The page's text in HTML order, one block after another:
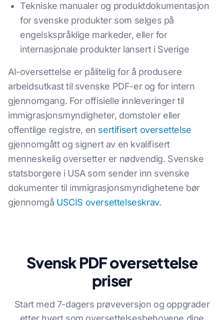
Tekniske manualer og produktdokumentasjon
for svenske produkter som selges på
engelskspråklige markeder, eller for
internasjonale produkter lansert i Sverige
AI-oversettelse er pålitelig for å produsere
arbeidsutkast til svenske PDF-er og for intern
gjennomgang. For offisielle innleveringer til
immigrasjonsmyndigheter, domstoler eller
offentlige registre, en sertifisert oversettelse
gjennomgått og signert av en kvalifisert
menneskelig oversetter er nødvendig. Svenske
statsborgere i USA som sender inn svenske
dokumenter til immigrasjonsmyndighetene bør
gjennomgå USCIS oversettelseskrav.
Svensk PDF oversettelse
priser
Start med 7-dagers prøveversjon og oppgrader